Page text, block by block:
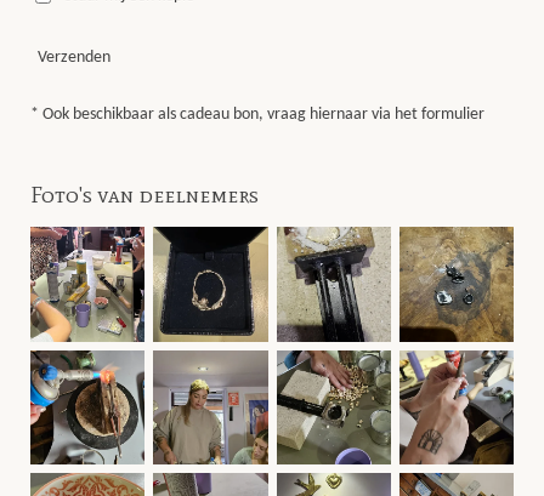
Verzenden
* Ook beschikbaar als cadeau bon, vraag hiernaar via het formulier
Foto's van deelnemers